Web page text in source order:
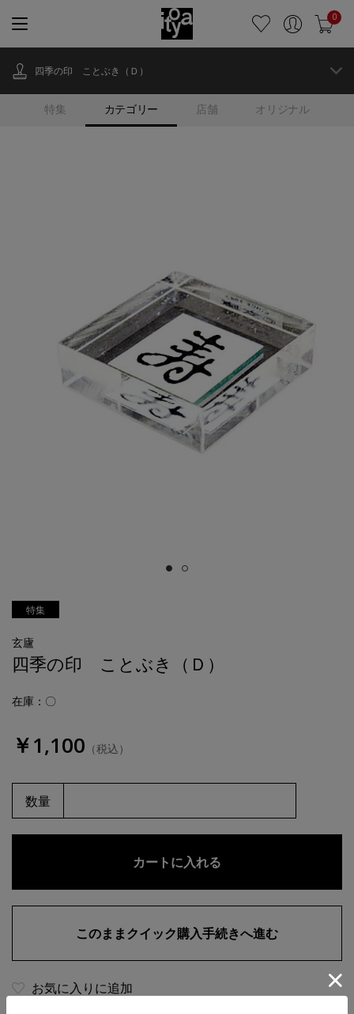
0
特集 カテゴリー 店舗 オリジナル
四季の印 ことぶき（Ｄ）
特集
玄廬
四季の印 ことぶき（Ｄ）
在庫：〇
￥1,100 （税込）
数量
お気に入りに追加